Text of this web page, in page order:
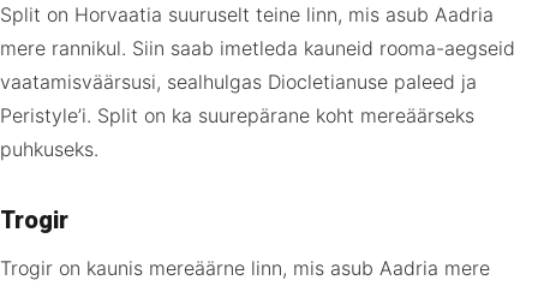
Split on Horvaatia suuruselt teine linn, mis asub Aadria
mere rannikul. Siin saab imetleda kauneid rooma-aegseid
vaatamisväärsusi, sealhulgas Diocletianuse paleed ja
Peristyle’i. Split on ka suurepärane koht mereäärseks
puhkuseks.
Trogir
Trogir on kaunis mereäärne linn, mis asub Aadria mere